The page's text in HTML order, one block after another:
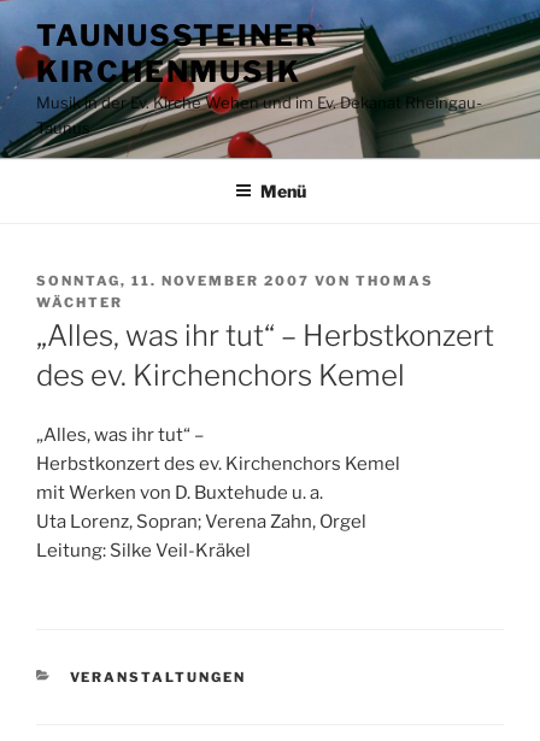
Inhalt
springen
TAUNUSSTEINER
KIRCHENMUSIK
Musik in der Ev. Kirche Wehen und im Ev. Dekanat Rheingau-
Taunus
Menü
VERÖFFENTLICHT
AM
SONNTAG, 11. NOVEMBER 2007 VON THOMAS
WÄCHTER
„Alles, was ihr tut“ – Herbstkonzert
des ev. Kirchenchors Kemel
„Alles, was ihr tut“ –
Herbstkonzert des ev. Kirchenchors Kemel
mit Werken von D. Buxtehude u. a.
Uta Lorenz, Sopran; Verena Zahn, Orgel
Leitung: Silke Veil-Kräkel
KATEGORIEN
VERANSTALTUNGEN